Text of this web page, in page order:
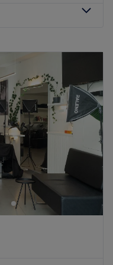
Gesloten
10:00–14:00
10:00 –21:00
Gesloten
Gesloten
is een cosy en
van oorsprong
jarenlang in
Zodoende
technieken,
Zo maak je
de massagestoel
cava voor je klaar.